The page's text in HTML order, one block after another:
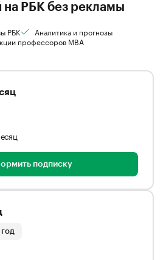
на РБК без рекламы
РБК
Аналитика и прогнозы
профессоров MBA
подписку